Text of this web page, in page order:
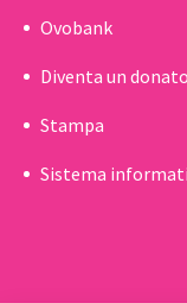
Ovobank
Diventa un
Stampa
Sistema